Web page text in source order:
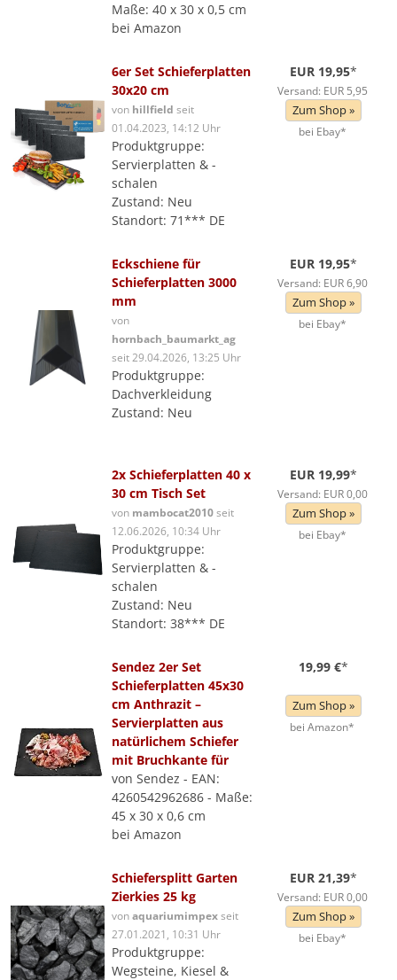
Maße: 40 x 30 x 0,5 cm
bei Amazon
6er Set Schieferplatten
30x20 cm
von hillfield seit
01.04.2023, 14:12 Uhr
Produktgruppe:
Servierplatten & -
schalen
Zustand: Neu
Standort: 71*** DE
EUR 19,95*
Versand: EUR 5,95
Zum Shop »
bei Ebay*
Eckschiene für
Schieferplatten 3000
mm
von
hornbach_baumarkt_ag
seit 29.04.2026, 13:25 Uhr
Produktgruppe:
Dachverkleidung
Zustand: Neu
EUR 19,95*
Versand: EUR 6,90
Zum Shop »
bei Ebay*
2x Schieferplatten 40 x
30 cm Tisch Set
von mambocat2010seit
12.06.2026, 10:34 Uhr
Produktgruppe:
Servierplatten & -
schalen
Zustand: Neu
Standort: 38*** DE
EUR 19,99*
Versand: EUR 0,00
Zum Shop »
bei Ebay*
Sendez 2er Set
Schieferplatten 45x30
cm Anthrazit –
Servierplatten aus
natürlichem Schiefer
mit Bruchkante für
von Sendez - EAN:
4260542962686 - Maße:
45 x 30 x 0,6 cm
bei Amazon
19,99 €*
Zum Shop »
bei Amazon*
Schiefersplitt Garten
Zierkies 25 kg
vonaquariumimpexseit
27.01.2021, 10:31 Uhr
Produktgruppe:
Wegsteine, Kiesel &
EUR 21,39*
Versand: EUR 0,00
Zum Shop »
bei Ebay*